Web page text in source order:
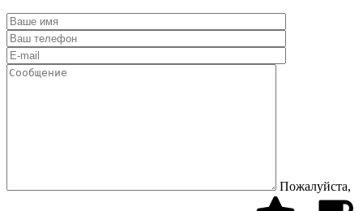
Пожалуйста,